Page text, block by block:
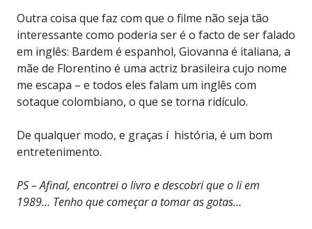
Outra coisa que faz com que o filme não seja tão
interessante como poderia ser é o facto de ser falado
em inglês: Bardem é espanhol, Giovanna é italiana, a
mãe de Florentino é uma actriz brasileira cujo nome
me escapa – e todos eles falam um inglês com
sotaque colombiano, o que se torna ridículo.
De qualquer modo, e graças í história, é um bom
entretenimento.
PS – Afinal, encontrei o livro e descobri que o li em
1989… Tenho que começar a tomar as gotas…